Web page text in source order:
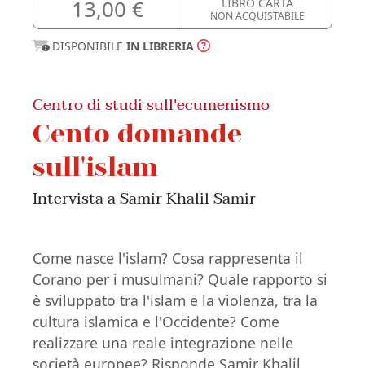
13,00 € NON ACQUISTABILE
DISPONIBILE IN LIBRERIA
Centro di studi sull'ecumenismo
Cento domande
sull'islam
Intervista a Samir Khalil Samir
Come nasce l'islam? Cosa rappresenta il
Corano per i musulmani? Quale rapporto si
è sviluppato tra l'islam e la violenza, tra la
cultura islamica e l'Occidente? Come
realizzare una reale integrazione nelle
società europee? Risponde Samir Khalil